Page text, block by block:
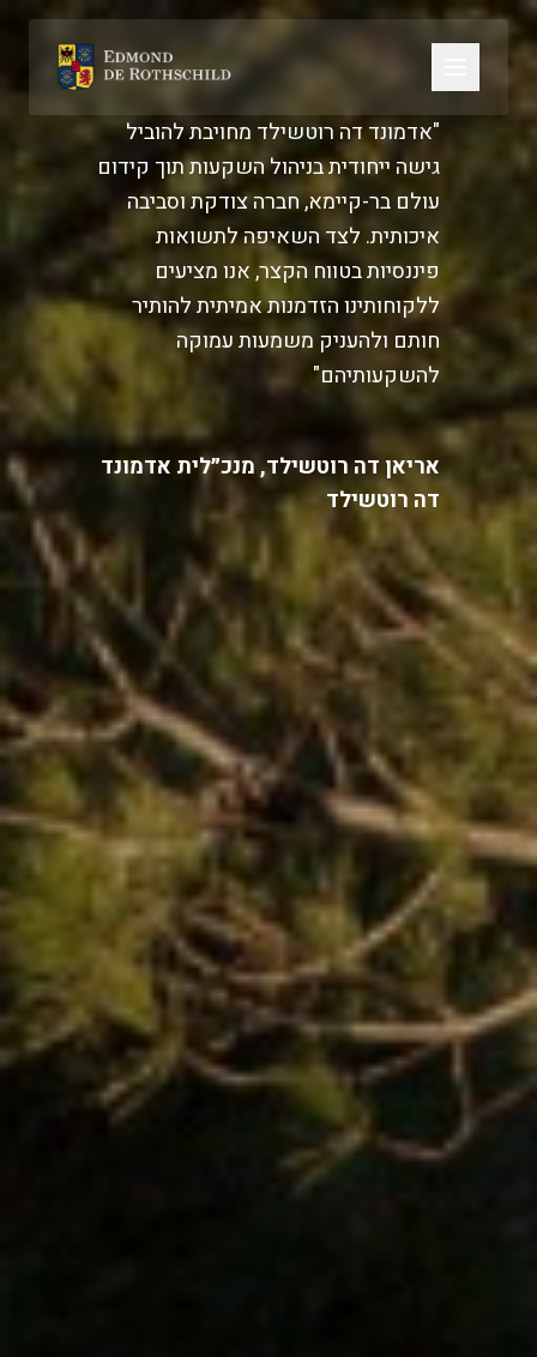
"אדמונד דה רוטשילד מחויבת להוביל
גישה ייחודית בניהול השקעות תוך קידום
עולם בר-קיימא, חברה צודקת וסביבה
איכותית. לצד השאיפה לתשואות
פיננסיות בטווח הקצר, אנו מציעים
ללקוחותינו הזדמנות אמיתית להותיר
חותם ולהעניק משמעות עמוקה
להשקעותיהם"
אריאן דה רוטשילד, מנכ״לית אדמונד
דה רוטשילד